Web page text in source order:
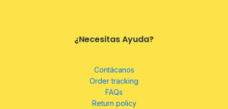
¿Necesitas Ayuda?
Contácanos
Order tracking
FAQs
Return policy